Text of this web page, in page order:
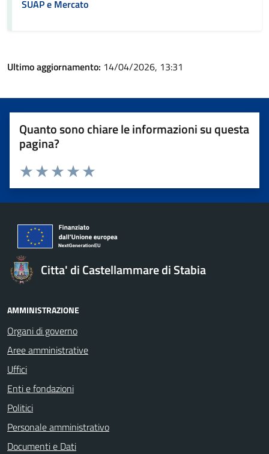
SUAP e Mercato
Ultimo aggiornamento: 14/04/2026, 13:31
Quanto sono chiare le informazioni su questa
pagina?
Valuta 5 stelle su 5
Valuta 4 stelle su 5
Valuta 3 stelle su 5
Valuta 2 stelle su 5
Valuta 1 stelle su 5
Citta' di Castellammare di Stabia
AMMINISTRAZIONE
Organi di governo
Aree amministrative
Uffici
Enti e fondazioni
Politici
Personale amministrativo
Documenti e Dati